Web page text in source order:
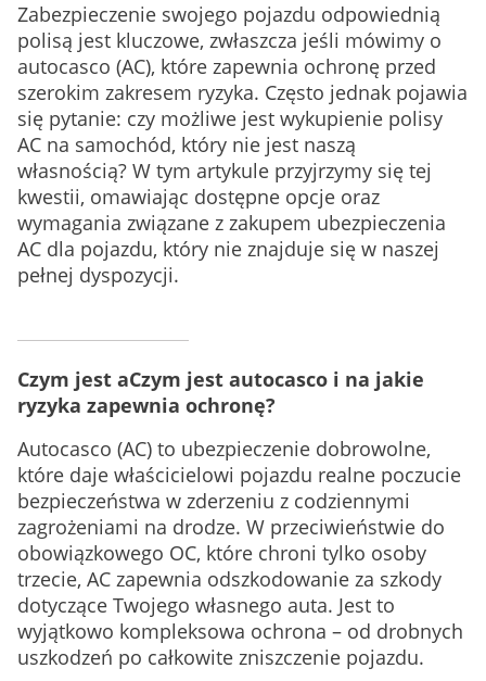
Zabezpieczenie swojego pojazdu odpowiednią
polisą jest kluczowe, zwłaszcza jeśli mówimy o
autocasco (AC), które zapewnia ochronę przed
szerokim zakresem ryzyka. Często jednak pojawia
się pytanie: czy możliwe jest wykupienie polisy
AC na samochód, który nie jest naszą
własnością? W tym artykule przyjrzymy się tej
kwestii, omawiając dostępne opcje oraz
wymagania związane z zakupem ubezpieczenia
AC dla pojazdu, który nie znajduje się w naszej
pełnej dyspozycji.
Czym jest aCzym jest autocasco i na jakie
ryzyka zapewnia ochronę?
Autocasco (AC) to ubezpieczenie dobrowolne,
które daje właścicielowi pojazdu realne poczucie
bezpieczeństwa w zderzeniu z codziennymi
zagrożeniami na drodze. W przeciwieństwie do
obowiązkowego OC, które chroni tylko osoby
trzecie, AC zapewnia odszkodowanie za szkody
dotyczące Twojego własnego auta. Jest to
wyjątkowo kompleksowa ochrona – od drobnych
uszkodzeń po całkowite zniszczenie pojazdu.